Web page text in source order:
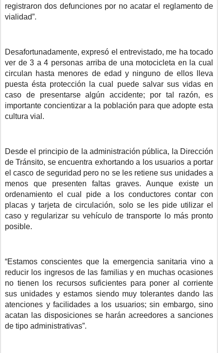
registraron dos defunciones por no acatar el reglamento de
vialidad”.
Desafortunadamente, expresó el entrevistado, me ha tocado
ver de 3 a 4 personas arriba de una motocicleta en la cual
circulan hasta menores de edad y ninguno de ellos lleva
puesta ésta protección la cual puede salvar sus vidas en
caso de presentarse algún accidente; por tal razón, es
importante concientizar a la población para que adopte esta
cultura vial.
Desde el principio de la administración pública, la Dirección
de Tránsito, se encuentra exhortando a los usuarios a portar
el casco de seguridad pero no se les retiene sus unidades a
menos que presenten faltas graves. Aunque existe un
ordenamiento el cual pide a los conductores contar con
placas y tarjeta de circulación, solo se les pide utilizar el
caso y regularizar su vehículo de transporte lo más pronto
posible.
“Estamos conscientes que la emergencia sanitaria vino a
reducir los ingresos de las familias y en muchas ocasiones
no tienen los recursos suficientes para poner al corriente
sus unidades y estamos siendo muy tolerantes dando las
atenciones y facilidades a los usuarios; sin embargo, sino
acatan las disposiciones se harán acreedores a sanciones
de tipo administrativas”.